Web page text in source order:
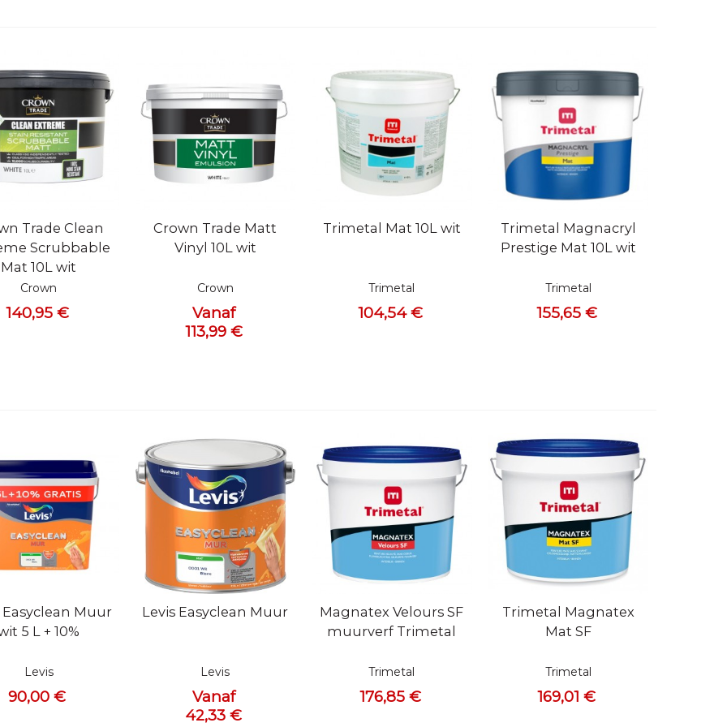
bekijken
Trade Clean
Scrubbable
Mat 10L wit
Crown
140,95 €
Snel bekijken
Crown Trade Matt
Vinyl 10L wit
Crown
Vanaf
113,99 €
Snel bekijken
Trimetal Mat 10L wit
Trimetal
104,54 €
Snel bekijken
Trimetal Magnacryl
Prestige Mat 10L wit
Trimetal
155,65 €
bekijken
Easyclean Muur
5 L + 10%
Levis
90,00 €
Snel bekijken
Levis Easyclean Muur
Levis
Vanaf
42,33 €
Snel bekijken
Magnatex Velours SF
muurverf Trimetal
Trimetal
176,85 €
Snel bekijken
Trimetal Magnatex
Mat SF
Trimetal
169,01 €